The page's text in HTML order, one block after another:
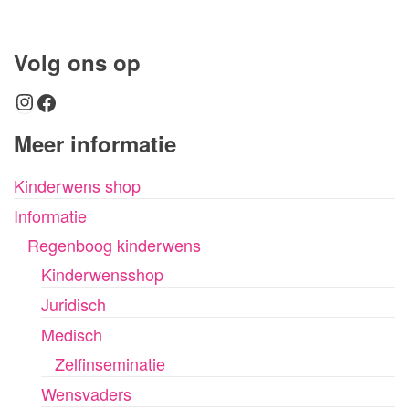
Volg ons op
Instagram
Facebook
Meer informatie
Kinderwens shop
Informatie
Regenboog kinderwens
Kinderwensshop
Juridisch
Medisch
Zelfinseminatie
Wensvaders